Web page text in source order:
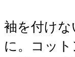
袖を付け
に。コット